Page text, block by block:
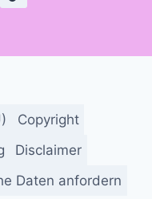
Copyright
Disclaimer
Daten anfordern